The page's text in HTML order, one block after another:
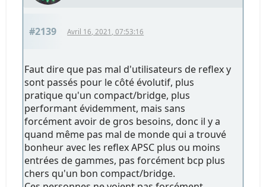
#2139 Avril 16, 2021, 07:53:16
Faut dire que pas mal d'utilisateurs de reflex y
sont passés pour le côté évolutif, plus
pratique qu'un compact/bridge, plus
performant évidemment, mais sans
forcément avoir de gros besoins, donc il y a
quand même pas mal de monde qui a trouvé
bonheur avec les reflex APSC plus ou moins
entrées de gammes, pas forcément bcp plus
chers qu'un bon compact/bridge.